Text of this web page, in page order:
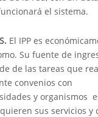
el sistema.
El IPP es
Su fuente de
de las tareas que
convenios con
y organismos
sus servicios y